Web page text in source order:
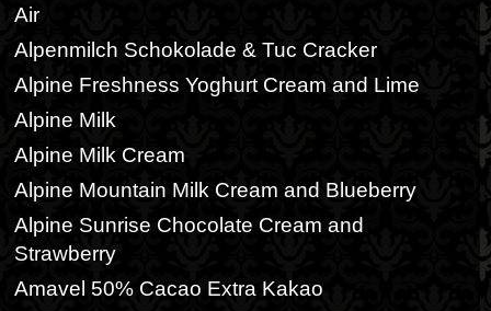
Air
Alpenmilch Schokolade & Tuc Cracker
Alpine Freshness Yoghurt Cream and Lime
Alpine Milk
Alpine Milk Cream
Alpine Mountain Milk Cream and Blueberry
Alpine Sunrise Chocolate Cream and
Strawberry
Amavel 50% Cacao Extra Kakao